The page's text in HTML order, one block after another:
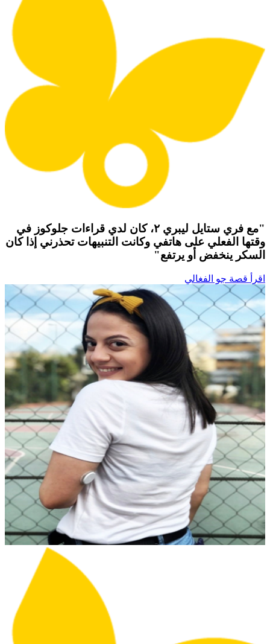
"مع فري ستايل ليبري ٢، كان لدي قراءات جلوكوز في
وقتها الفعلي على هاتفي وكانت التنبيهات تحذرني إذا كان
السكر ينخفض ​​أو يرتفع"
اقرأ قصة جو الفغالي